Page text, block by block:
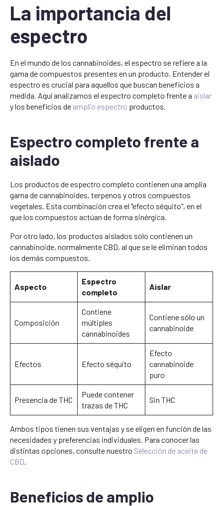
La importancia del
espectro
En el mundo de los cannabinoides, el espectro se refiere a la
gama de compuestos presentes en un producto. Entender el
espectro es crucial para aquellos que buscan beneficios a
medida. Aquí analizamos el espectro completo frente a aislar
y los beneficios de amplio espectro productos.
Espectro completo frente a
aislado
Los productos de espectro completo contienen una amplia
gama de cannabinoides, terpenos y otros compuestos
vegetales. Esta combinación crea el "efecto séquito", en el
que los compuestos actúan de forma sinérgica.
Por otro lado, los productos aislados sólo contienen un
cannabinoide, normalmente CBD, al que se le eliminan todos
los demás compuestos.
Aspecto
Espectro
completo
Aislar
Composición
Contiene
múltiples
cannabinoides
Contiene sólo un
cannabinoide
Efectos Efecto séquito
Efecto
cannabinoide
puro
Presencia de THC
Puede contener
trazas de THC
Sin THC
Ambos tipos tienen sus ventajas y se eligen en función de las
necesidades y preferencias individuales. Para conocer las
distintas opciones, consulte nuestro Selección de aceite de
CBD.
Beneficios de amplio